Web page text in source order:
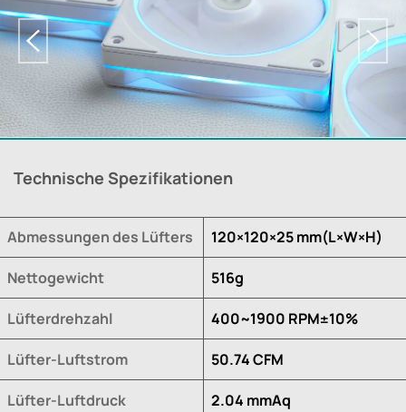
Technische Spezifikationen
Abmessungen des Lüfters 120×120×25 mm(L×W×H)
Nettogewicht 516g
Lüfterdrehzahl 400~1900 RPM±10%
Lüfter-Luftstrom 50.74 CFM
Lüfter-Luftdruck 2.04 mmAq